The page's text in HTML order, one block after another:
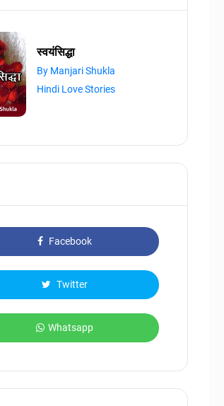
स्वयंसिद्धा
By Manjari Shukla
Hindi Love Stories
Facebook
Twitter
Whatsapp